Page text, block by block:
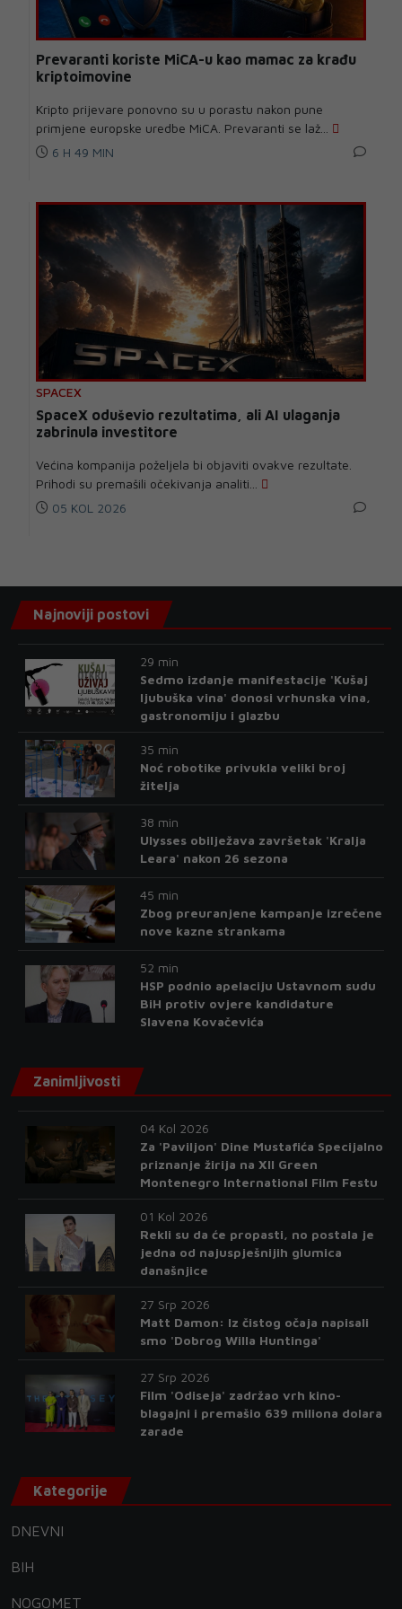
Prevaranti koriste MiCA-u kao mamac za krađu
kriptoimovine
Kripto prijevare ponovno su u porastu nakon pune
primjene europske uredbe MiCA. Prevaranti se laž...
6 H 49 MIN
SPACEX
SpaceX oduševio rezultatima, ali AI ulaganja
zabrinula investitore
Većina kompanija poželjela bi objaviti ovakve rezultate.
Prihodi su premašili očekivanja analiti...
05 KOL 2026
Najnoviji postovi
29 min
Sedmo izdanje manifestacije 'Kušaj
ljubuška vina' donosi vrhunska vina,
gastronomiju i glazbu
35 min
Noć robotike privukla veliki broj
žitelja
38 min
Ulysses obilježava završetak 'Kralja
Leara' nakon 26 sezona
45 min
Zbog preuranjene kampanje izrečene
nove kazne strankama
52 min
HSP podnio apelaciju Ustavnom sudu
BiH protiv ovjere kandidature
Slavena Kovačevića
Zanimljivosti
04 Kol 2026
Za 'Paviljon' Dine Mustafića Specijalno
priznanje žirija na XII Green
Montenegro International Film Festu
01 Kol 2026
Rekli su da će propasti, no postala je
jedna od najuspješnijih glumica
današnjice
27 Srp 2026
Matt Damon: Iz čistog očaja napisali
smo 'Dobrog Willa Huntinga'
27 Srp 2026
Film 'Odiseja' zadržao vrh kino-
blagajni i premašio 639 miliona dolara
zarade
Kategorije
DNEVNI
BIH
NOGOMET